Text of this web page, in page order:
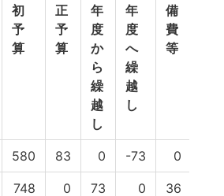
初
予
算
正
予
算
年
度
か
ら
繰
越
し
年
度
へ
繰
越
し
備
費
等
580 83 0 -73 0
748 0 73 0 36